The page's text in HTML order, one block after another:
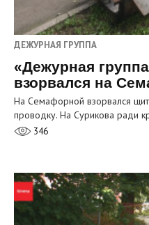
ДЕЖУРНАЯ ГРУППА
«Дежурная
взорвался на
На Семафорной взорвался
проводку. На Сурикова ради
346